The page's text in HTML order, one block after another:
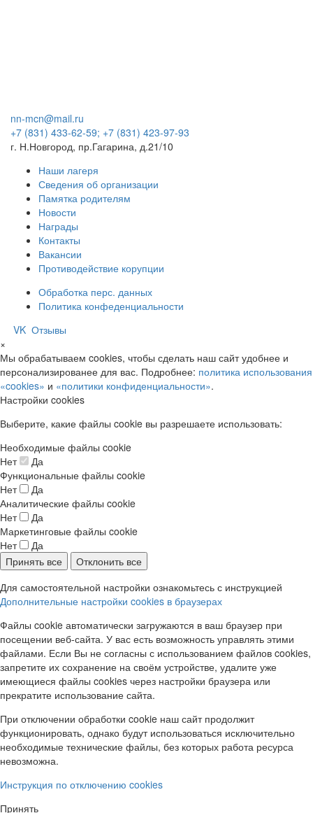
nn-mcn@mail.ru
+7 (831) 433-62-59; +7 (831) 423-97-93
г. Н.Новгород, пр.Гагарина, д.21/10
Наши лагеря
Сведения об организации
Памятка родителям
Новости
Награды
Контакты
Вакансии
Противодействие корупции
Обработка перс. данных
Политика конфеденциальности
VK Отзывы
×
Мы обрабатываем cookies, чтобы сделать наш сайт удобнее и
персонализированее для вас. Подробнее: политика использования
«cookies» и «политики конфиденциальности».
Настройки cookies
Выберите, какие файлы cookie вы разрешаете использовать:
Необходимые файлы cookie
Нет
Да
Функциональные файлы cookie
Нет
Да
Аналитические файлы cookie
Нет
Да
Маркетинговые файлы cookie
Нет
Да
Принять все
Отклонить все
Для самостоятельной настройки ознакомьтесь с инструкцией
Дополнительные настройки cookies в браузерах
Файлы cookie автоматически загружаются в ваш браузер при
посещении веб-сайта. У вас есть возможность управлять этими
файлами. Если Вы не согласны с использованием файлов cookies,
запретите их сохранение на своём устройстве, удалите уже
имеющиеся файлы cookies через настройки браузера или
прекратите использование сайта.
При отключении обработки cookie наш сайт продолжит
функционировать, однако будут использоваться исключительно
необходимые технические файлы, без которых работа ресурса
невозможна.
Инструкция по отключению cookies
Принять